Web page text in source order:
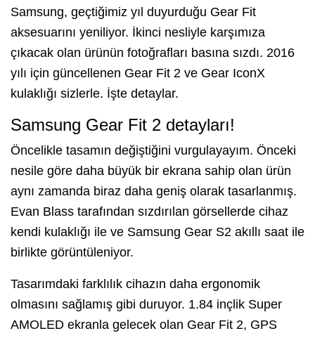
Samsung, geçtiğimiz yıl duyurduğu Gear Fit
aksesuarını yeniliyor. İkinci nesliyle karşımıza
çıkacak olan ürünün fotoğrafları basına sızdı. 2016
yılı için güncellenen Gear Fit 2 ve Gear IconX
kulaklığı sizlerle. İşte detaylar.
Samsung Gear Fit 2 detayları!
Öncelikle tasamın değiştiğini vurgulayayım. Önceki
nesile göre daha büyük bir ekrana sahip olan ürün
aynı zamanda biraz daha geniş olarak tasarlanmış.
Evan Blass tarafından sızdırılan görsellerde cihaz
kendi kulaklığı ile ve Samsung Gear S2 akıllı saat ile
birlikte görüntüleniyor.
Tasarımdaki farklılık cihazın daha ergonomik
olmasını sağlamış gibi duruyor. 1.84 inçlik Super
AMOLED ekranla gelecek olan Gear Fit 2, GPS